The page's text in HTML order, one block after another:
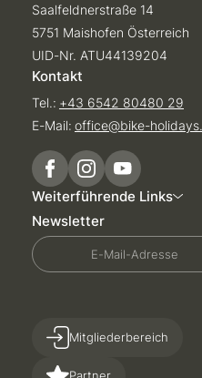
Saalfeldnerstraße 14
5751 Maishofen Österreich
UID-Nr. ATU44139204
Kontakt
Tel.: +43 6542 80480 29
E-Mail: office@bike-holidays.
Weiterführende Links
Newsletter
E-Mail-Adresse
Mitgliederbereich